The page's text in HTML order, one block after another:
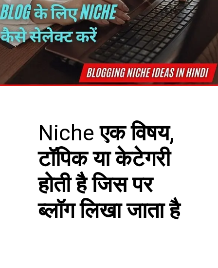
Nicheएक विषय,
टॉपिक या केटेगरी
होती है जिस पर
ब्लॉग लिखा जाता है